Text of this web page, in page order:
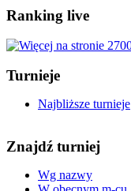
Ranking live
Turnieje
Najbliższe turnieje
Znajdź turniej
Wg nazwy